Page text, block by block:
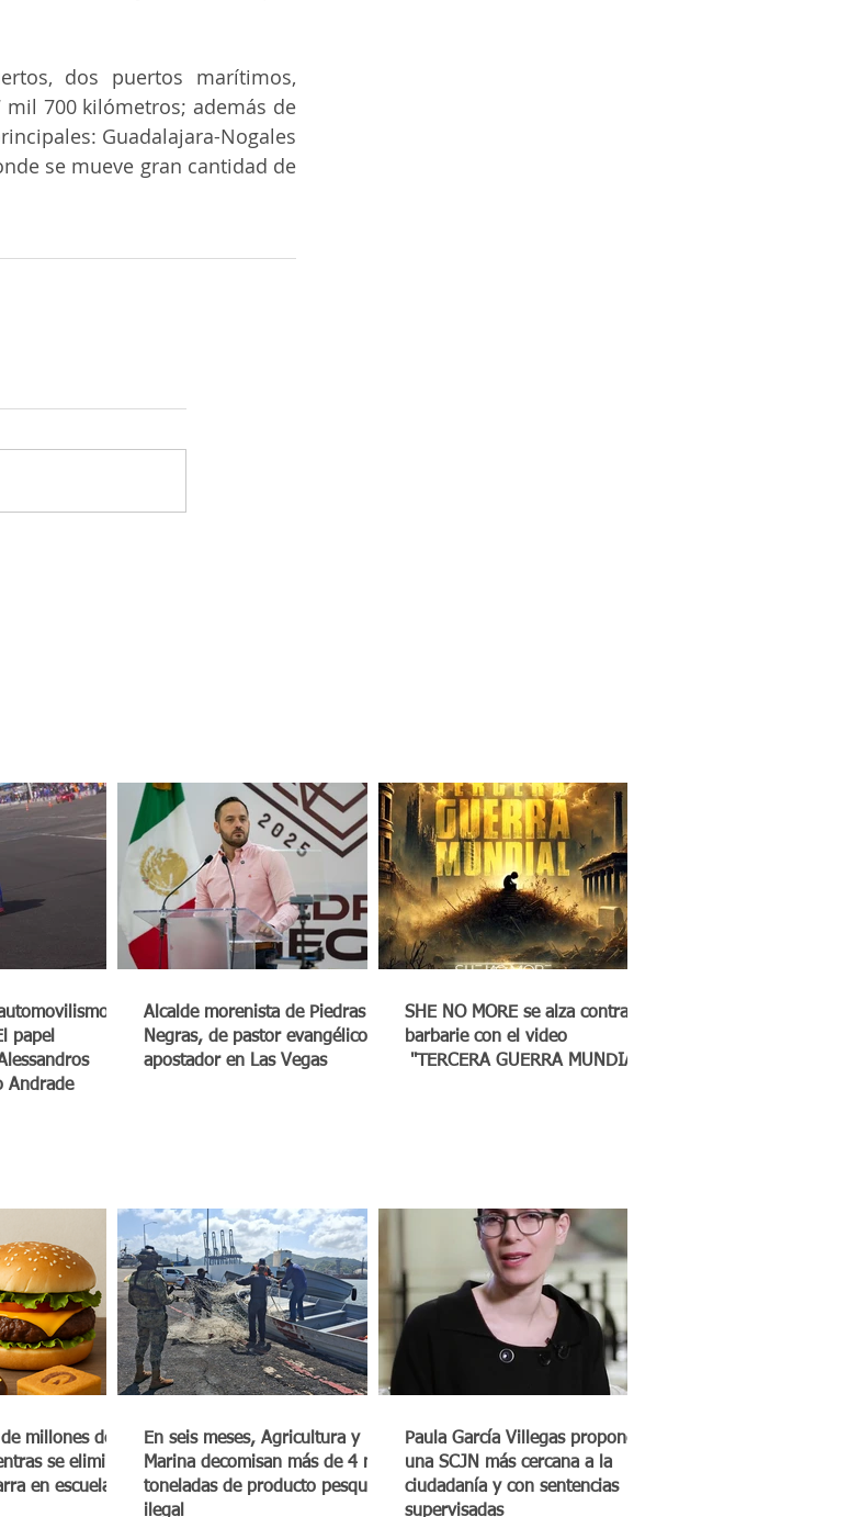
dos puertos marítimos,
700 kilómetros; además de
Guadalajara-Nogales
se mueve gran cantidad de
en
papel
Andrade
Alcalde morenista de Piedras
Negras, de pastor evangélico a
apostador en Las Vegas
SHE NO MORE se alza contra la
barbarie con el video
"TERCERA GUERRA MUNDIAL"
millones de
se elimina
en escuelas
En seis meses, Agricultura y
Marina decomisan más de 4 mil
toneladas de producto pesquero
ilegal
Paula García Villegas propone
una SCJN más cercana a la
ciudadanía y con sentencias
supervisadas